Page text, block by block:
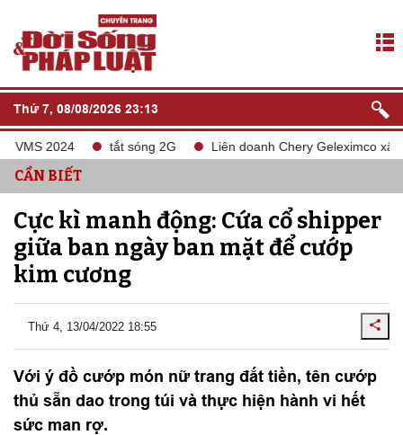
Thứ 7, 08/08/2026 23:13
2024 tắt sóng 2G Liên doanh Chery Geleximco xây
CẦN BIẾT
Cực kì manh động: Cứa cổ shipper
giữa ban ngày ban mặt để cướp
kim cương
Thứ 4, 13/04/2022 18:55
Với ý đồ cướp món nữ trang đắt tiền, tên cướp
thủ sẵn dao trong túi và thực hiện hành vi hết
sức man rợ.